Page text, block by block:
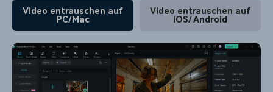
Video entrauschen auf
PC/Mac
Video entrauschen auf
iOS/ Android